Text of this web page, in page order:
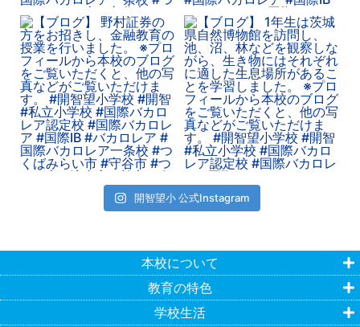
開智望小 公式Instagram
本校について
教育の特色
学校生活